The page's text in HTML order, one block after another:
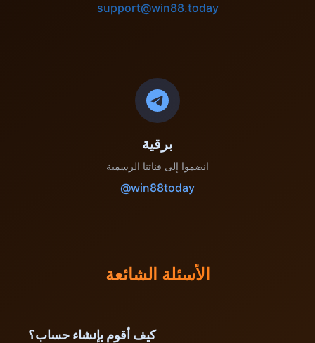
support@win88.today
برقية
انضموا إلى قناتنا الرسمية
@win88today
الأسئلة الشائعة
كيف أقوم بإنشاء حساب؟